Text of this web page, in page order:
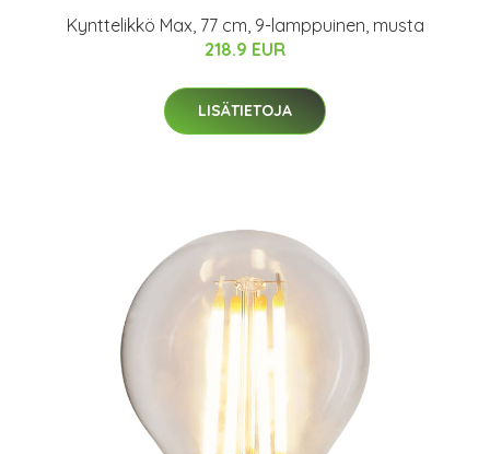
Kynttelikkö Max, 77 cm, 9-lamppuinen, musta
218.9 EUR
LISÄTIETOJA